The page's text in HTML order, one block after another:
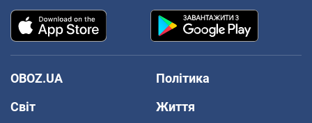
OBOZ.UA
Політика
Світ
Життя